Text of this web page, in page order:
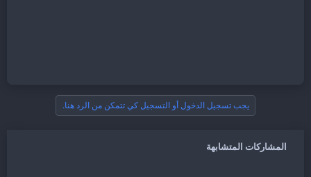
يجب تسجيل الدخول أو التسجيل كي تتمكن من الرد هنا.
المشاركات المتشابهة